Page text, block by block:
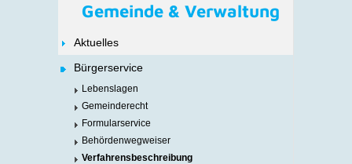
Gemeinde & Verwaltung
Aktuelles
Bürgerservice
Lebenslagen
Gemeinderecht
Formularservice
Behördenwegweiser
Verfahrensbeschreibung